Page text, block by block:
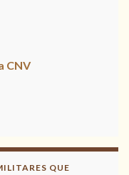
Final da
!
QUE